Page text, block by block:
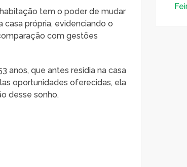
tem o poder de mudar
casa própria, evidenciando o
com gestões
anos, que antes residia na casa
oportunidades oferecidas, ela
desse sonho.